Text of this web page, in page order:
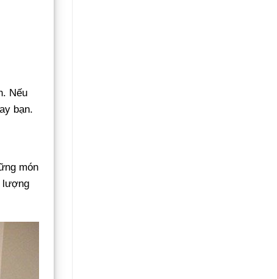
Nếu
bạn.
món
lượng